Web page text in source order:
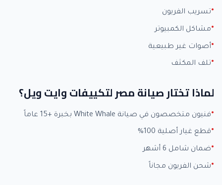
تسريب الفريون
مشاكل الكمبيوتر
أصوات غير طبيعية
تلف المكثف
لماذا تختار صيانة مصر لتكييفات وايت ويل؟
فنيون متخصصون في صيانة White Whale بخبرة +15 عاماً
قطع غيار أصلية 100%
ضمان شامل 6 أشهر
شحن الفريون مجاناً